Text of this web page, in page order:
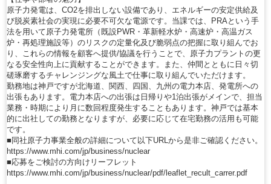
原子力発電は、CO2を排出しない設備であり、エネルギーの安定供給及
び脱炭素社会の実現に必要不可欠な電源です。当課では、PRAという手
法を用いて原子力発電所（既設PWR・革新軽水炉・高速炉・高温ガス
炉・再処理施設等）のリスクの定量化及び脆弱点の把握に取り組んでお
り、これらの情報を顧客へ提供/協議を行うことで、原子力プラントの更
なる安全性向上に貢献することができます。また、仲間とともに日々切
磋琢磨するチャレンジングな風土で仕事に取り組んでいただけます。
勤務地は神戸ですが北海道、関西、四国、九州の電力本店、発電所への
出張もあります。電力本店への出張は日帰りや1泊出張がメインで、担当
業務・時期により月に数回程度発生することもあります。神戸では基本
的に出社しての勤務となりますが、必要に応じて在宅勤務の活用も可能
です。
■同社原子力事業全般の詳細について以下URLから是非ご確認ください。
https://www.mhi.com/jp/business/nuclear
■応募をご検討の方向けリーフレット
https://www.mhi.com/jp/business/nuclear/pdf/leaflet_recult_carrer.pdf